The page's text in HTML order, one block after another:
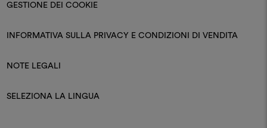
GESTIONE DEI COOKIE
INFORMATIVA SULLA PRIVACY E CONDIZIONI DI VENDITA
NOTE LEGALI
SELEZIONA LA LINGUA